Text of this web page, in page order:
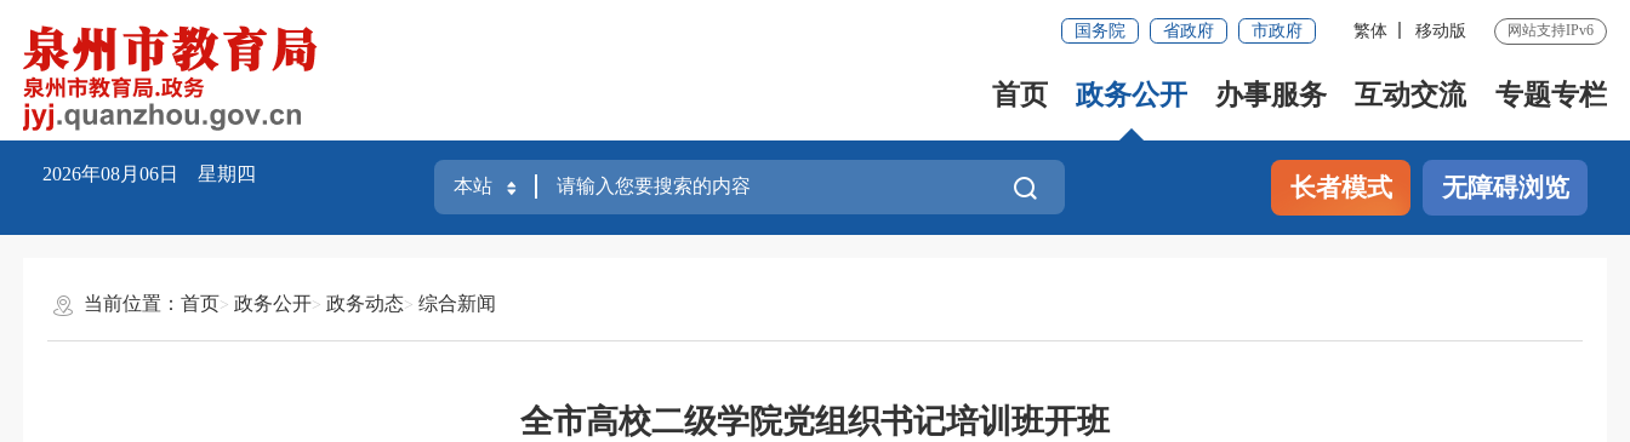
国务院 省政府 市政府 繁体 移动版 网站支持IPv6
首页 政务公开 办事服务 互动交流 专题专栏
2026年08月06日 星期四 长者模式 无障碍浏览
当前位置：首页 政务公开 政务动态 综合新闻
全市高校二级学院党组织书记培训班开班